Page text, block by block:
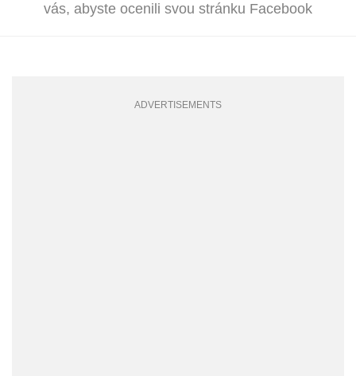
vás, abyste ocenili svou stránku Facebook
ADVERTISEMENTS